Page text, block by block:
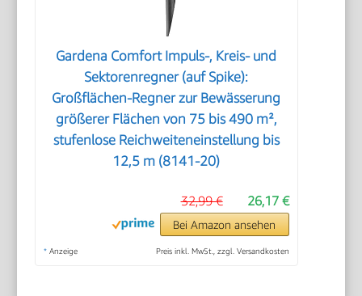
Gardena Comfort Impuls-, Kreis- und
Sektorenregner (auf Spike):
Großflächen-Regner zur Bewässerung
größerer Flächen von 75 bis 490 m²,
stufenlose Reichweiteneinstellung bis
12,5 m (8141-20)
26,17 €
32,99 €
Bei Amazon ansehen
* Anzeige Preis inkl. MwSt., zzgl. Versandkosten